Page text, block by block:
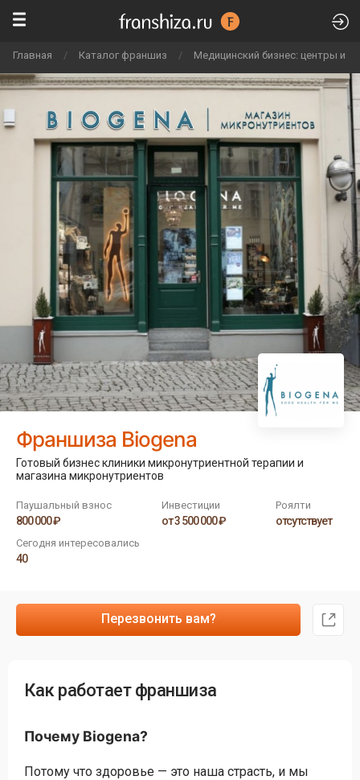
Главная / Каталог франшиз / Медицинский бизнес: центры и
Франшиза Biogena
Готовый бизнес клиники микронутриентной терапии и
магазина микронутриентов
Паушальный взнос
800 000 ₽
Инвестиции
от 3 500 000 ₽
Роялти
отсутствует
Сегодня интересовались
40
Перезвонить вам?
Как работает франшиза
Почему Biogena?
Потому что здоровье — это наша страсть, и мы